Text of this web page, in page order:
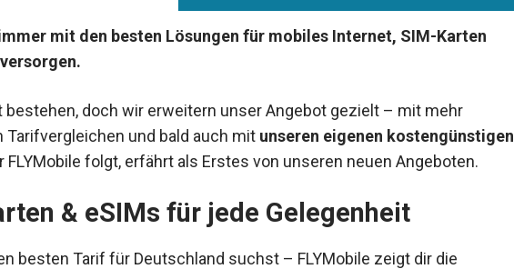
mit den besten Lösungen für mobiles Internet, SIM-Karten
bestehen, doch wir erweitern unser Angebot gezielt – mit mehr
Tarifvergleichen und bald auch mit unseren eigenen kostengünstigen
FLYMobile folgt, erfährt als Erstes von unseren neuen Angeboten.
& eSIMs für jede Gelegenheit
besten Tarif für Deutschland suchst – FLYMobile zeigt dir die